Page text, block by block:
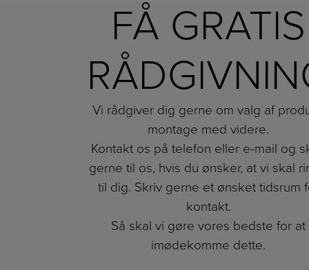
FÅ GRATIS
Vi rådgiver dig gerne om valg af
montage med videre.
Kontakt os på telefon eller e-mail og
gerne til os, hvis du ønsker, at vi skal
til dig. Skriv gerne et ønsket tidsrum
kontakt.
Så skal vi gøre vores bedste for at
imødekomme dette.